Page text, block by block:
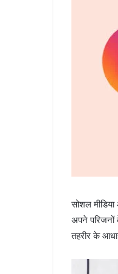
सोशल
अपने परिजनों
तहरीर के